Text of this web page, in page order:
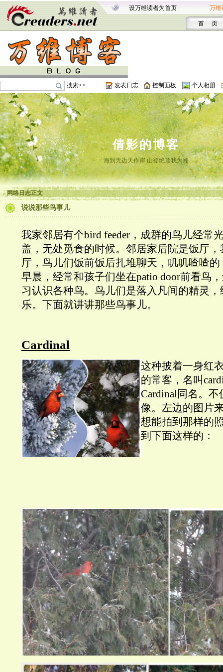
设万维读者为首页 万维
首 页
搜索>> 发表日志 控制面板 个人相册
倩影的博客
海到无边天作岸 山登绝顶我为峰
网络日志正文
说说那些鸟事儿
我家邻居有个bird feeder，成群的鸟儿经常
盖，无处觅食的时候。邻居家后院是饭厅
厅，鸟儿们饭前饭后扎堆聊天，叽叽喳喳
早晨，经常和孩子们坐在patio door前看鸟
习认识各种鸟。鸟儿们是落入凡间的精灵
乐。下面就讲讲那些鸟事儿。
Cardinal
这种披着一身红
的常客，名叫
Cardinal同名。
像。左边的图片
想能拍到那样的
到下面这样的：